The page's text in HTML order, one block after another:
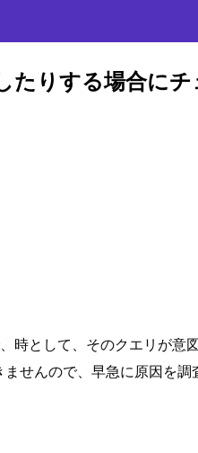
りする場合にチ
として、そのクエリが意
せんので、早急に原因を調